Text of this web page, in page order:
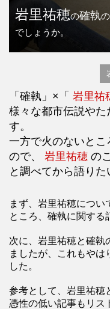
岩里祐穂の確執
でしょうか。
「確執」×「 岩里祐
様々な都市伝説やた
す。
一方で火のないと
ので、 岩里祐穂 の
と調べてから語りた
まず、岩里祐穂につ
ところ、確執に関する
次に、岩里祐穂と確執
ましたが、これもや
した。
参考として、岩里祐穂
憑性の低い記事もリス